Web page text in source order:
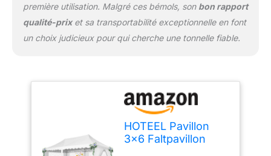
première utilisation. Malgré ces bémols, son bon rapport
qualité-prixet sa transportabilité exceptionnelle en font
un choix judicieux pour qui cherche une tonnelle fiable.
HOTEEL Pavillon
3x6 Faltpavillon